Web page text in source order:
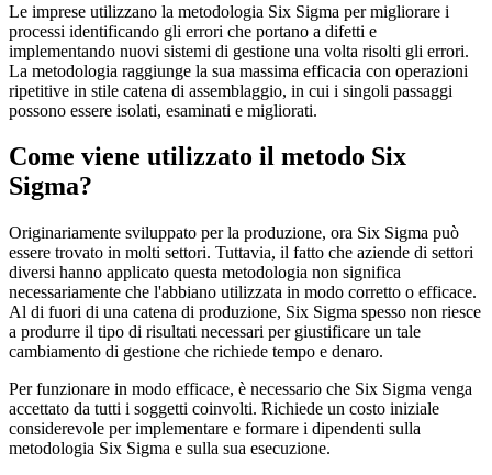
Le imprese utilizzano la metodologia Six Sigma per migliorare i
processi identificando gli errori che portano a difetti e
implementando nuovi sistemi di gestione una volta risolti gli errori.
La metodologia raggiunge la sua massima efficacia con operazioni
ripetitive in stile catena di assemblaggio, in cui i singoli passaggi
possono essere isolati, esaminati e migliorati.
Come viene utilizzato il metodo Six
Sigma?
Originariamente sviluppato per la produzione, ora Six Sigma può
essere trovato in molti settori. Tuttavia, il fatto che aziende di settori
diversi hanno applicato questa metodologia non significa
necessariamente che l'abbiano utilizzata in modo corretto o efficace.
Al di fuori di una catena di produzione, Six Sigma spesso non riesce
a produrre il tipo di risultati necessari per giustificare un tale
cambiamento di gestione che richiede tempo e denaro.
Per funzionare in modo efficace, è necessario che Six Sigma venga
accettato da tutti i soggetti coinvolti. Richiede un costo iniziale
considerevole per implementare e formare i dipendenti sulla
metodologia Six Sigma e sulla sua esecuzione.